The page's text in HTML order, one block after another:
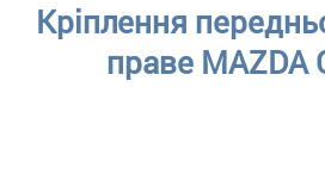
Кріплення
праве MAZDA